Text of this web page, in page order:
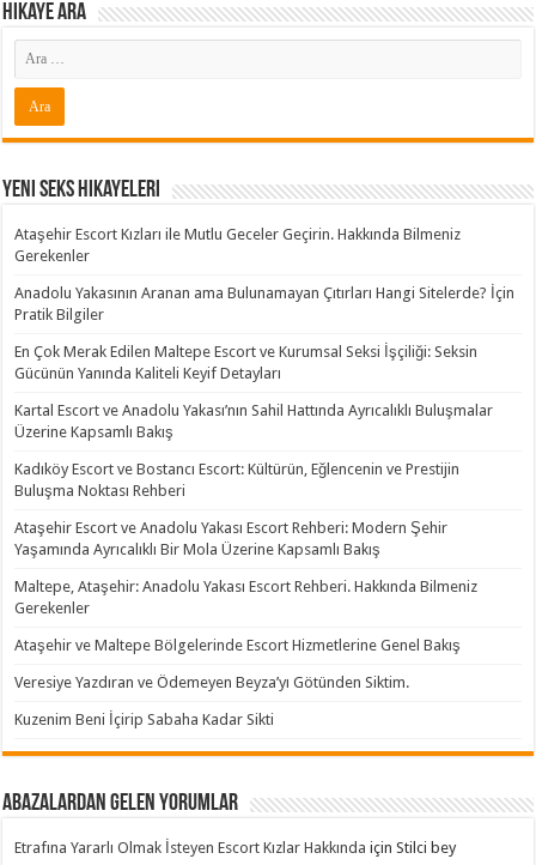
Hikaye ARA
Yeni Seks Hikayeleri
Ataşehir Escort Kızları ile Mutlu Geceler Geçirin. Hakkında Bilmeniz
Gerekenler
Anadolu Yakasının Aranan ama Bulunamayan Çıtırları Hangi Sitelerde? İçin
Pratik Bilgiler
En Çok Merak Edilen Maltepe Escort ve Kurumsal Seksi İşçiliği: Seksin
Gücünün Yanında Kaliteli Keyif Detayları
Kartal Escort ve Anadolu Yakası’nın Sahil Hattında Ayrıcalıklı Buluşmalar
Üzerine Kapsamlı Bakış
Kadıköy Escort ve Bostancı Escort: Kültürün, Eğlencenin ve Prestijin
Buluşma Noktası Rehberi
Ataşehir Escort ve Anadolu Yakası Escort Rehberi: Modern Şehir
Yaşamında Ayrıcalıklı Bir Mola Üzerine Kapsamlı Bakış
Maltepe, Ataşehir: Anadolu Yakası Escort Rehberi. Hakkında Bilmeniz
Gerekenler
Ataşehir ve Maltepe Bölgelerinde Escort Hizmetlerine Genel Bakış
Veresiye Yazdıran ve Ödemeyen Beyza’yı Götünden Siktim.
Kuzenim Beni İçirip Sabaha Kadar Sikti
Abazalardan Gelen Yorumlar
Etrafına Yararlı Olmak İsteyen Escort Kızlar Hakkında içinStilci bey